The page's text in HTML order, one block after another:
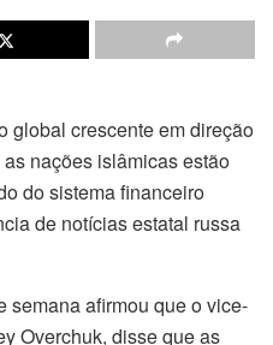
global crescente em direção
nações islâmicas estão
do sistema financeiro
de notícias estatal russa
semana afirmou que o vice-
Overchuk, disse que as